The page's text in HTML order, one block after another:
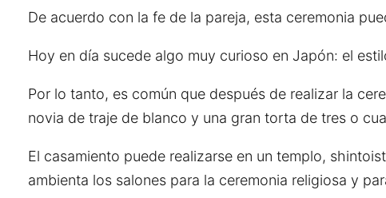
De acuerdo con la fe de la pareja, esta ceremonia
Hoy en día sucede algo muy curioso en Japón: el
Por lo tanto, es común que después de realizar la
novia de traje de blanco y una gran torta de tres o
El casamiento puede realizarse en un templo,
ambienta los salones para la ceremonia religiosa y